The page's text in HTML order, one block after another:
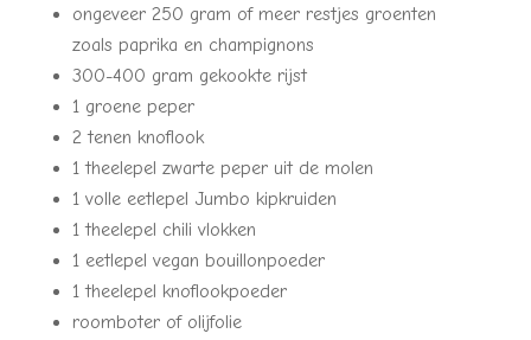
ongeveer 250 gram of meer restjes groenten
zoals paprika en champignons
300-400 gram gekookte rijst
1 groene peper
2 tenen knoflook
1 theelepel zwarte peper uit de molen
1 volle eetlepel Jumbo kipkruiden
1 theelepel chili vlokken
1 eetlepel vegan bouillonpoeder
1 theelepel knoflookpoeder
roomboter of olijfolie